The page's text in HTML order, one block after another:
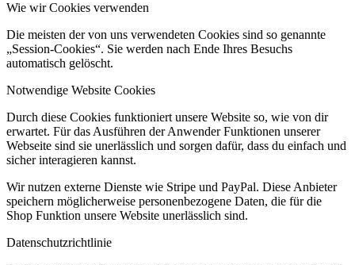
Wie wir Cookies verwenden
Die meisten der von uns verwendeten Cookies sind so genannte
„Session-Cookies“. Sie werden nach Ende Ihres Besuchs
automatisch gelöscht.
Notwendige Website Cookies
Durch diese Cookies funktioniert unsere Website so, wie von dir
erwartet. Für das Ausführen der Anwender Funktionen unserer
Webseite sind sie unerlässlich und sorgen dafür, dass du einfach und
sicher interagieren kannst.
Wir nutzen externe Dienste wie Stripe und PayPal. Diese Anbieter
speichern möglicherweise personenbezogene Daten, die für die
Shop Funktion unsere Website unerlässlich sind.
Datenschutzrichtlinie